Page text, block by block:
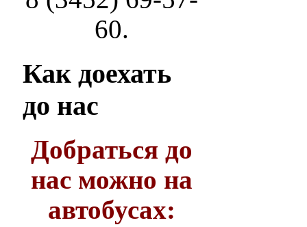
60.
Как доехать
до нас
Добраться до
нас можно на
автобусах: